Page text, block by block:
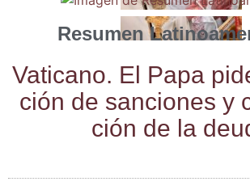
Resumen
Vati­cano. El Papa
ción de san­cio­nes y
ción de la